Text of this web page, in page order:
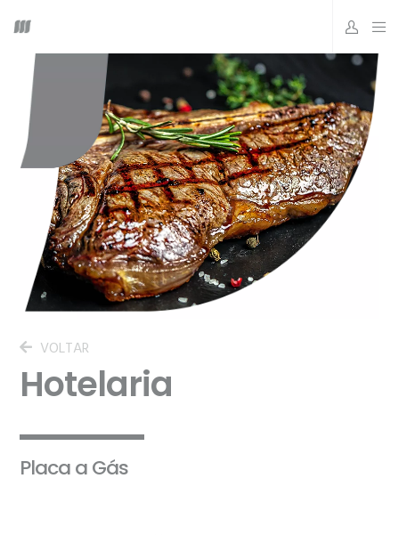
VOLTAR
Hotelaria
Placa a Gás